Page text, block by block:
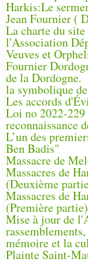
Harkis:Le
Jean Fournier (
La charte du
l'Association
Veuves et
Fournier
de la Dordogne.
la symbolique
Les accords
Loi no 2022-
reconnaissance
L’un des
Ben Badis"
Massacre de
Massacres de
(Deuxième
Massacres de
(Première partie)
Mise à jour de
mémoire et la
Plainte Saint-